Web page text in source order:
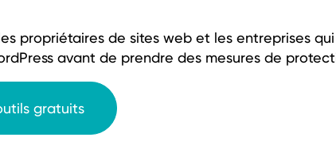
propriétaires de sites web et les entreprises
avant de prendre des mesures de
gratuits